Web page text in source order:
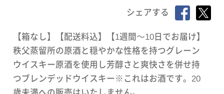
シェアする
【箱なし】【配送料込】【1週間～10日でお届け】
秩父蒸留所の原酒と穏やかな性格を持つグレーン
ウイスキー原酒を使用し芳醇さと爽快さを併せ持
つブレンデッドウイスキー※これはお酒です。20